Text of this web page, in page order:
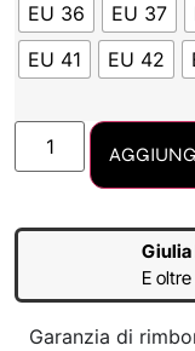
EU 36
EU 37
EU 41
EU 42
Giulia
E
Garanzia di